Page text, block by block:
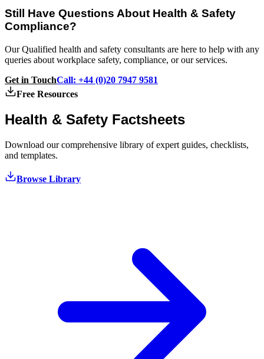
Still Have Questions About Health & Safety
Compliance?
Our Qualified health and safety consultants are here to help with any
queries about workplace safety, compliance, or our services.
Get in TouchCall: +44 (0)20 7947 9581
Free Resources
Health & Safety Factsheets
Download our comprehensive library of expert guides, checklists,
and templates.
Browse Library